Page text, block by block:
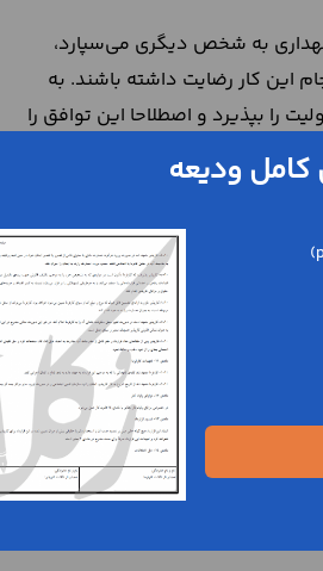
نگهداری به شخص دیگری می‌سپارد،
این کار رضایت داشته باشند. به
بپذیرد و اصطلاحا این توافق را
و مراقبت از مال را به عهده
باید مال ودیعه توسط شخصی که
سه رکن حضور داشته باشند. مودع،
به شخص قابل اعتمادی بسپارد.
براین، دارای صلاحیت قانونی
تصمیم بگیرد. البته با اجازه
که سندی مبنی بر اجازه مالک در
کامل ودیعه